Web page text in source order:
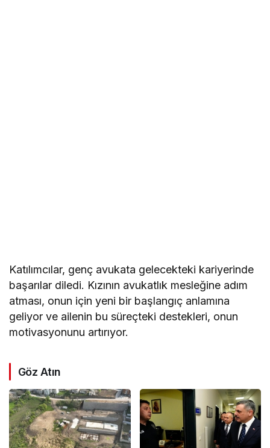
Katılımcılar, genç avukata gelecekteki kariyerinde
başarılar diledi. Kızının avukatlık mesleğine adım
atması, onun için yeni bir başlangıç anlamına
geliyor ve ailenin bu süreçteki destekleri, onun
motivasyonunu artırıyor.
Göz Atın